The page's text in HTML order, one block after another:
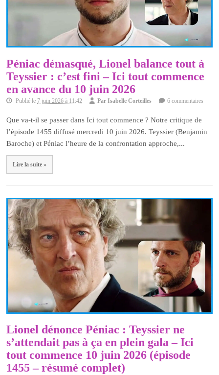
Péniac démasqué, Lionel balance tout à
Teyssier : c’est fini – Ici tout commence
en avance du 10 juin 2026
Publié le 7 juin 2026 à 11:42 ParIsabelle Corteilles 6 commentaires
Que va-t-il se passer dans Ici tout commence ? Notre critique de
l’épisode 1455 diffusé mercredi 10 juin 2026. Teyssier (Benjamin
Baroche) et Péniac l’heure de la confrontation approche,...
Lire la suite »
Lionel dénonce Péniac : Teyssier ne
s’attendait pas à ça en plein gala – Ici
tout commence 10 juin 2026 (épisode
1455 – résumé complet)